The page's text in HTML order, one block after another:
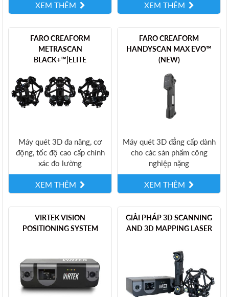
XEM THÊM XEM THÊM
FARO CREAFORM
METRASCAN
BLACK+™|ELITE
Máy quét 3D đa năng, cơ
động, tốc độ cao cấp chính
xác đo lường
XEM THÊM
FARO CREAFORM
HANDYSCAN MAX EVO™
(NEW)
Máy quét 3D đẳng cấp dành
cho các sản phẩm công
nghiệp nặng
XEM THÊM
VIRTEK VISION
POSITIONING SYSTEM
GIẢI PHÁP 3D SCANNING
AND 3D MAPPING LASER